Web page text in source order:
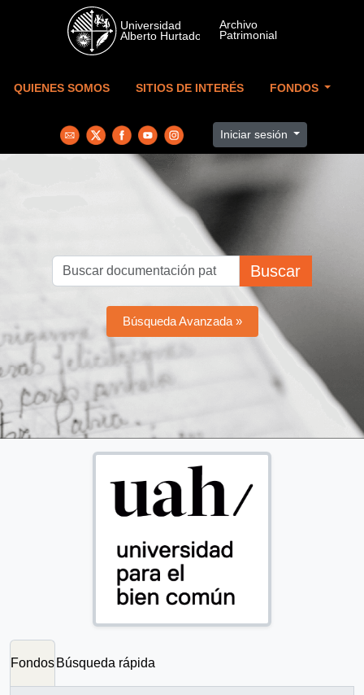
Skip to main content
QUIENES SOMOS SITIOS DE INTERÉS FONDOS
Iniciar sesión
Buscar
Búsqueda Avanzada »
Fondos Búsqueda rápida